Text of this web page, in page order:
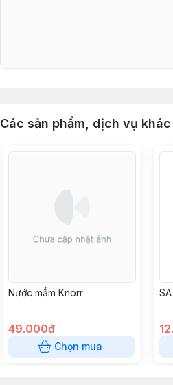
Các sản phẩm, dịch vụ khác
Nước mắm Knorr
49.000đ
Chọn mua